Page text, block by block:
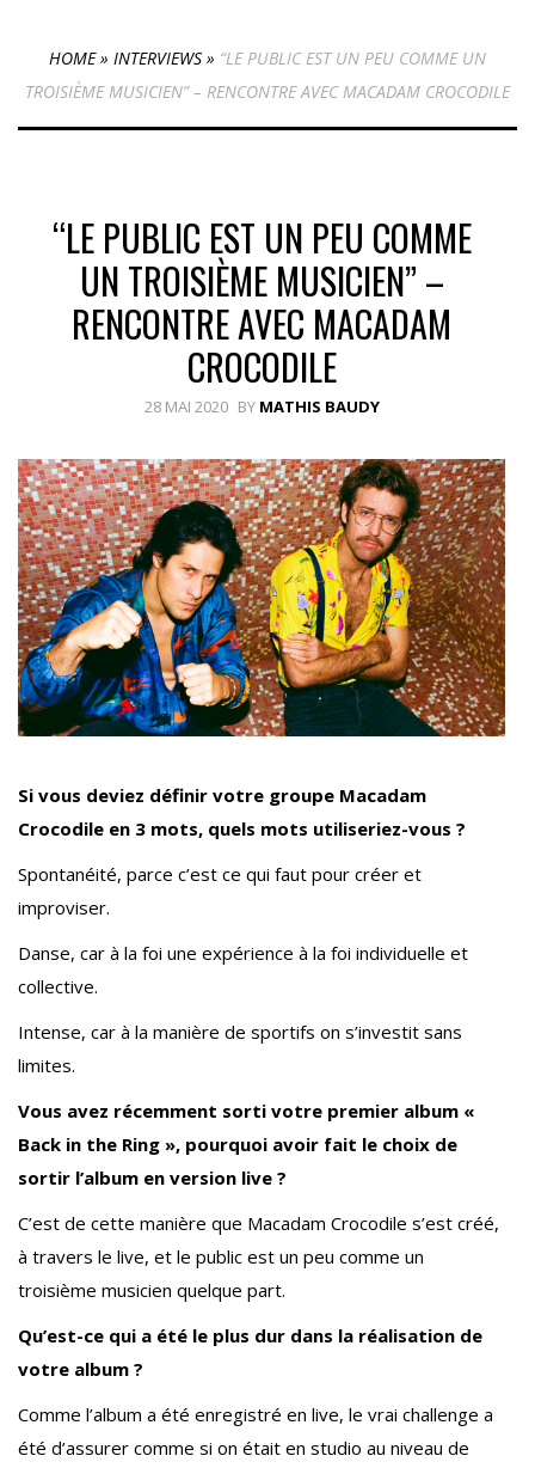
HOME» INTERVIEWS » “LE PUBLIC EST UN PEU COMME UN
TROISIÈME MUSICIEN” – RENCONTRE AVEC MACADAM CROCODILE
“LE PUBLIC EST UN PEU COMME
UN TROISIÈME MUSICIEN” –
RENCONTRE AVEC MACADAM
CROCODILE
28 MAI 2020 BY MATHIS BAUDY
Si vous deviez définir votre groupe Macadam
Crocodile en 3 mots, quels mots utiliseriez-vous ?
Spontanéité, parce c’est ce qui faut pour créer et
improviser.
Danse, car à la foi une expérience à la foi individuelle et
collective.
Intense, car à la manière de sportifs on s’investit sans
limites.
Vous avez récemment sorti votre premier album «
Back in the Ring », pourquoi avoir fait le choix de
sortir l’album en version live ?
C’est de cette manière que Macadam Crocodile s’est créé,
à travers le live, et le public est un peu comme un
troisième musicien quelque part.
Qu’est-ce qui a été le plus dur dans la réalisation de
votre album ?
Comme l’album a été enregistré en live, le vrai challenge a
été d’assurer comme si on était en studio au niveau de